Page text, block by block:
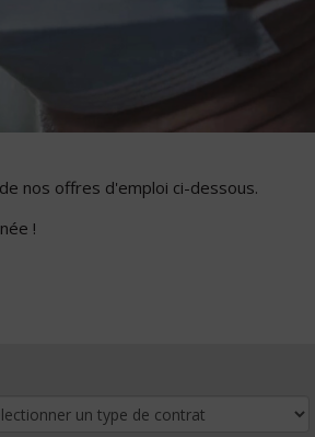
nos offres d'emploi ci-dessous.
!